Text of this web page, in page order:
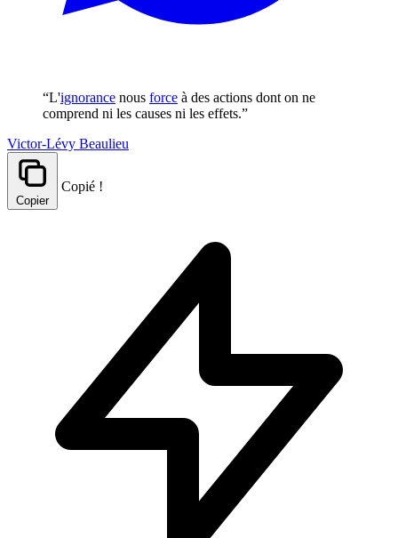
“L'ignorance nous force à des actions dont on ne
comprend ni les causes ni les effets.”
Victor-Lévy Beaulieu
Copier
Copié !